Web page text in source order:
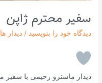
سفیر محترم ژاپن
دیدگاه‌ خود را بنویسید /دیدار ها
دیدار ماسترو رحیمی با سفیر